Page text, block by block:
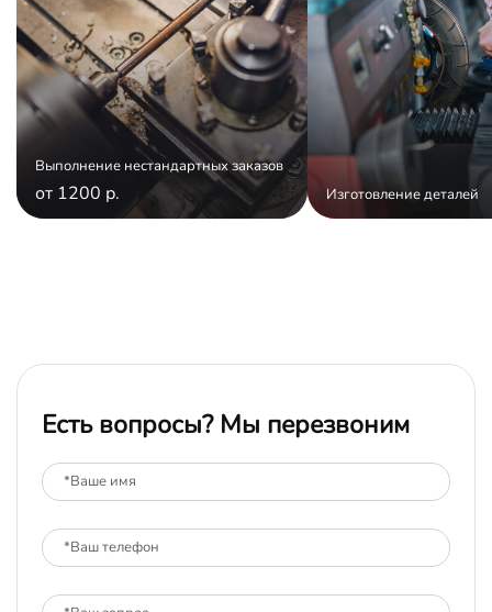
Выполнение нестандартных заказов
от 1200 р. Изготовление деталей
Есть вопросы? Мы перезвоним